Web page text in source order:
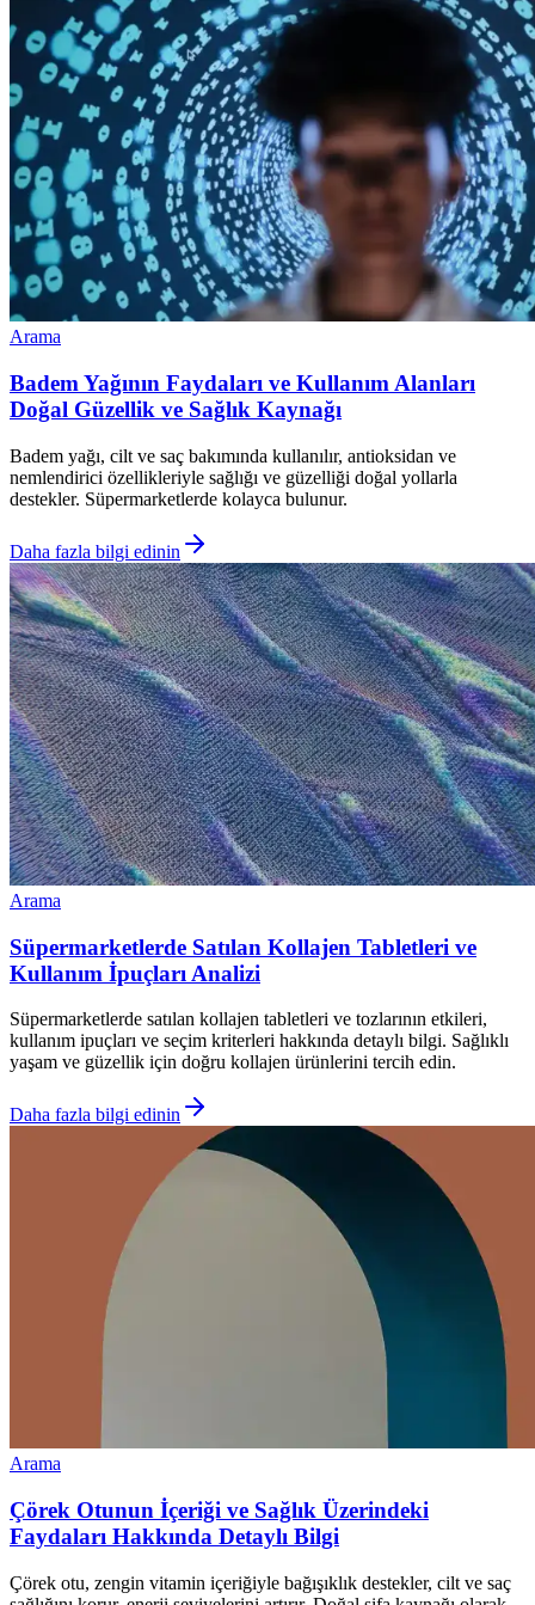
Arama
Badem Yağının Faydaları ve Kullanım Alanları
Doğal Güzellik ve Sağlık Kaynağı
Badem yağı, cilt ve saç bakımında kullanılır, antioksidan ve
nemlendirici özellikleriyle sağlığı ve güzelliği doğal yollarla
destekler. Süpermarketlerde kolayca bulunur.
Daha fazla bilgi edinin
Arama
Süpermarketlerde Satılan Kollajen Tabletleri ve
Kullanım İpuçları Analizi
Süpermarketlerde satılan kollajen tabletleri ve tozlarının etkileri,
kullanım ipuçları ve seçim kriterleri hakkında detaylı bilgi. Sağlıklı
yaşam ve güzellik için doğru kollajen ürünlerini tercih edin.
Daha fazla bilgi edinin
Arama
Çörek Otunun İçeriği ve Sağlık Üzerindeki
Faydaları Hakkında Detaylı Bilgi
Çörek otu, zengin vitamin içeriğiyle bağışıklık destekler, cilt ve saç